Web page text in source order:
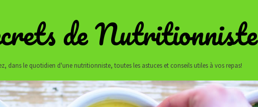
de Nutritionniste
dans le quotidien d'une nutritionniste, toutes les astuces et conseils utiles à vos repas!